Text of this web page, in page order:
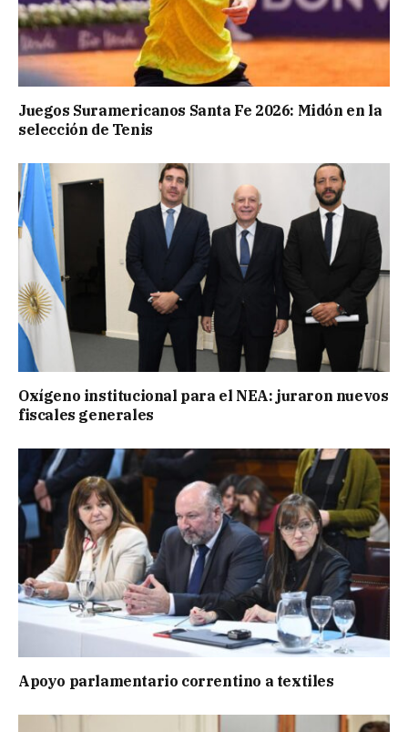
Juegos Suramericanos Santa Fe 2026: Midón en la
selección de Tenis
Oxígeno institucional para el NEA: juraron nuevos
fiscales generales
Apoyo parlamentario correntino a textiles